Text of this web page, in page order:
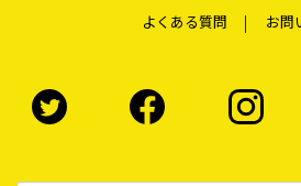
よくある質問
お問